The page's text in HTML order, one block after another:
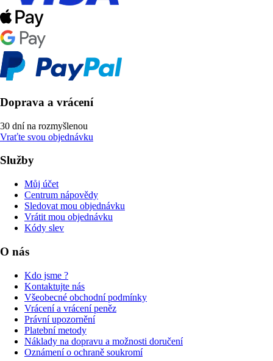
Doprava a vrácení
30 dní na rozmyšlenou
Vraťte svou objednávku
Služby
Můj účet
Centrum nápovědy
Sledovat mou objednávku
Vrátit mou objednávku
Kódy slev
O nás
Kdo jsme ?
Kontaktujte nás
Všeobecné obchodní podmínky
Vrácení a vrácení peněz
Právní upozornění
Platební metody
Náklady na dopravu a možnosti doručení
Oznámení o ochraně soukromí